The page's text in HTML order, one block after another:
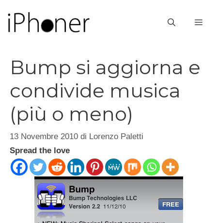
contenuto
Bump si aggiorna e
condivide musica
(più o meno)
13 Novembre 2010 di Lorenzo Paletti
Spread the love